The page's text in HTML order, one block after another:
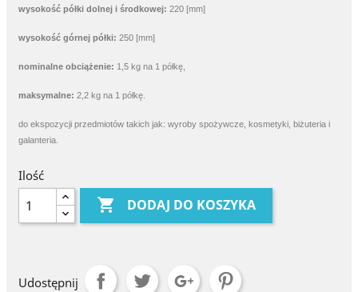
wysokość półki dolnej i środkowej: 220 [mm]
wysokość górnej półki: 250 [mm]
nominalne obciążenie: 1,5 kg na 1 półkę,
maksymalne: 2,2 kg na 1 półkę.
do ekspozycji przedmiotów takich jak: wyroby spożywcze, kosmetyki, biżuteria i
galanteria.
Ilość
 DODAJ DO KOSZYKA
Udostępnij